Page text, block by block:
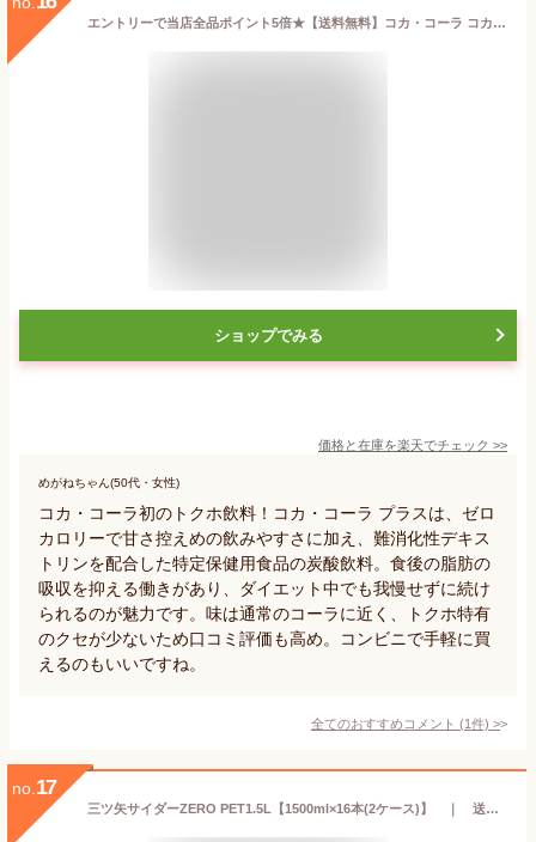
エントリーで当店全品ポイント5倍★【送料無料】コカ・コーラ コカ・コーラ プラス 470mlペットボトル 24本入 (コカコーラプラス 特保 トクホ 特定保健用食品 カロリーゼロ ゼロカロリー) ※北海道800円・東北400円の別途送料加算
ショップでみる
価格と在庫を楽天でチェック >>
めがねちゃん(50代・女性)
コカ・コーラ初のトクホ飲料！コカ・コーラ プラスは、ゼロ
カロリーで甘さ控えめの飲みやすさに加え、難消化性デキス
トリンを配合した特定保健用食品の炭酸飲料。食後の脂肪の
吸収を抑える働きがあり、ダイエット中でも我慢せずに続け
られるのが魅力です。味は通常のコーラに近く、トクホ特有
のクセが少ないため口コミ評価も高め。コンビニで手軽に買
えるのもいいですね。
全てのおすすめコメント (1件) >
no. 17
三ツ矢サイダーZERO PET1.5L【1500ml×16本(2ケース)】 ｜ 送料無料 倉庫出荷 アサヒ飲料 ペットボトル 炭酸 ジュース 糖質0 カロリー0 三ツ矢 サイダー ゼロ